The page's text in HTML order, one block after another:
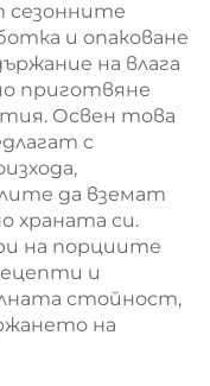
сезонните
и опаковане
на влага
приготвяне
Освен това
с
да вземат
храната си.
на порциите
и
стойност,
на